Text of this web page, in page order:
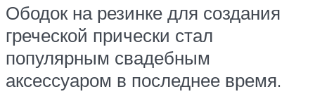
Ободок на резинке для создания
греческой прически стал
популярным свадебным
аксессуаром в последнее время.